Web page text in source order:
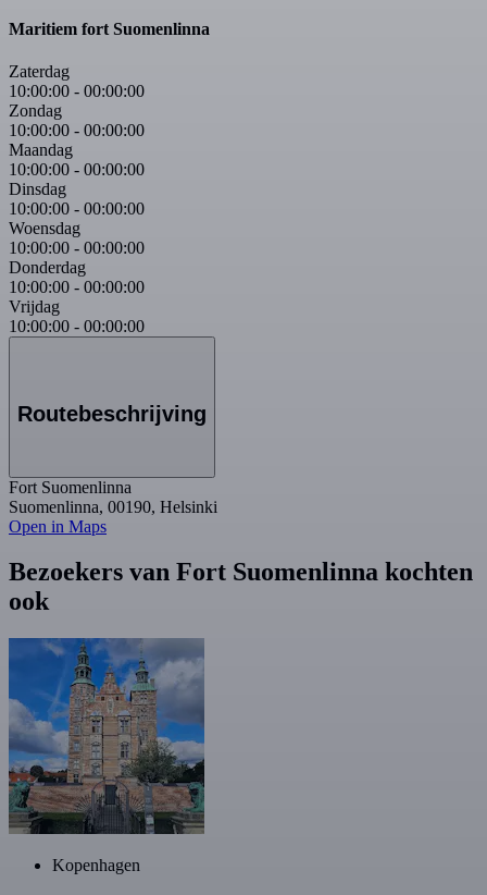
Maritiem fort Suomenlinna
Zaterdag
10:00:00 - 00:00:00
Zondag
10:00:00 - 00:00:00
Maandag
10:00:00 - 00:00:00
Dinsdag
10:00:00 - 00:00:00
Woensdag
10:00:00 - 00:00:00
Donderdag
10:00:00 - 00:00:00
Vrijdag
10:00:00 - 00:00:00
Routebeschrijving
Fort Suomenlinna
Suomenlinna, 00190, Helsinki
Open in Maps
Bezoekers van Fort Suomenlinna kochten
ook
Kopenhagen